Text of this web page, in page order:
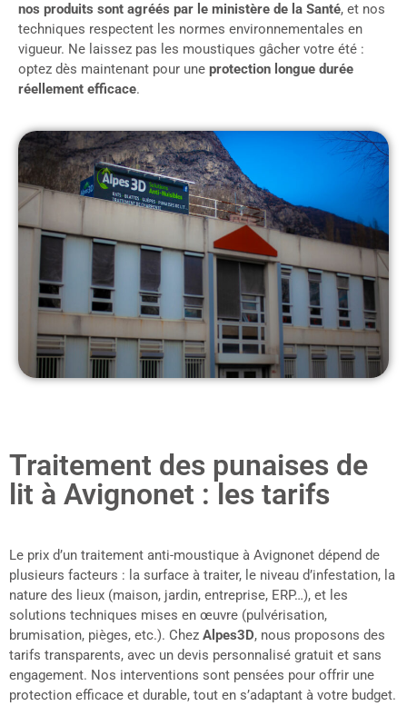
nos produits sont agréés par le ministère de la Santé, et nos
techniques respectent les normes environnementales en
vigueur. Ne laissez pas les moustiques gâcher votre été :
optez dès maintenant pour une protection longue durée
réellement efficace.
Traitement des punaises de
lit à Avignonet : les tarifs
Le prix d’un traitement anti-moustique à Avignonet dépend de
plusieurs facteurs : la surface à traiter, le niveau d’infestation, la
nature des lieux (maison, jardin, entreprise, ERP…), et les
solutions techniques mises en œuvre (pulvérisation,
brumisation, pièges, etc.). Chez Alpes3D, nous proposons des
tarifs transparents, avec un devis personnalisé gratuit et sans
engagement. Nos interventions sont pensées pour offrir une
protection efficace et durable, tout en s’adaptant à votre budget.